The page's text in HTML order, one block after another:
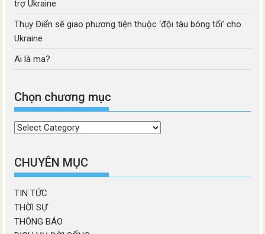
trợ Ukraine
Thụy Điển sẽ giao phương tiện thuộc ‘đội tàu bóng tối’ cho
Ukraine
Ai là ma?
Chọn chương mục
Chọn
mục
CHUYÊN MỤC
TIN TỨC
THỜI SỰ
THÔNG BÁO